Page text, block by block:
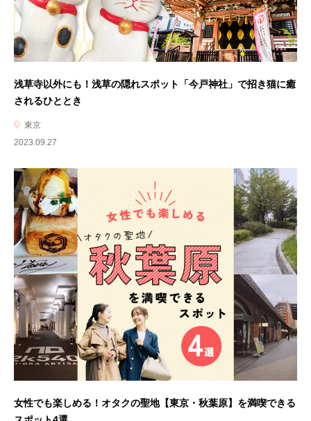
浅草寺以外にも！浅草の隠れスポット「今戸神社」で招き猫に癒
されるひととき
東京
2023.09.27
女性でも楽しめる！オタクの聖地【東京・秋葉原】を満喫できる